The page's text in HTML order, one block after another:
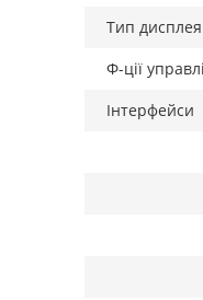
Тип дисплея
Ф-ції
Інтерфейси